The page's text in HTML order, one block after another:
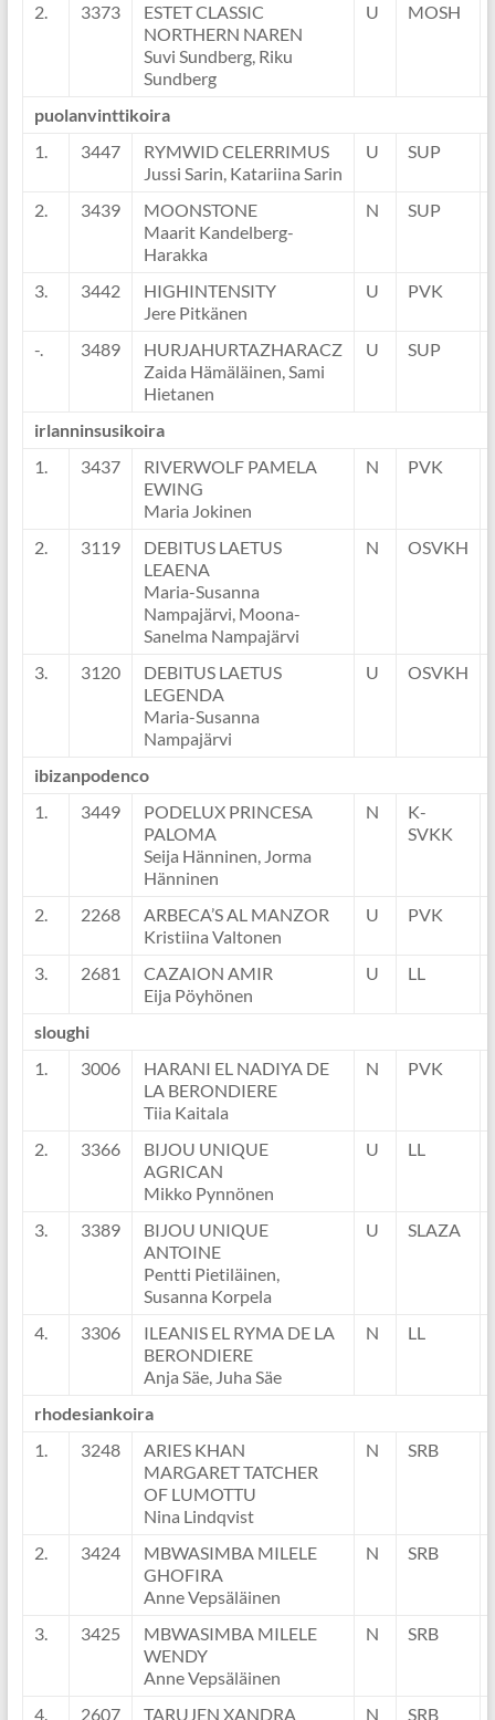
2. 3373
ESTET CLASSIC
NORTHERN NAREN
Suvi Sundberg, Riku
Sundberg
U MOSH
puolanvinttikoira
1.
3447
RYMWID CELERRIMUS
Jussi Sarin, Katariina Sarin
U SUP
2. 3439
MOONSTONE
Maarit Kandelberg-
Harakka
N SUP
3. 3442
HIGHINTENSITY
Jere Pitkänen
U PVK
-. 3489
HURJAHURTAZHARACZ
Zaida Hämäläinen, Sami
Hietanen
U SUP
irlanninsusikoira
1.
3437
RIVERWOLF PAMELA
EWING
Maria Jokinen
N PVK
2. 3119
DEBITUS LAETUS
LEAENA
Maria-Susanna
Nampajärvi, Moona-
Sanelma Nampajärvi
N OSVKH
3. 3120
DEBITUS LAETUS
LEGENDA
Maria-Susanna
Nampajärvi
U OSVKH
ibizanpodenco
1.
3449
PODELUX PRINCESA
PALOMA
Seija Hänninen, Jorma
Hänninen
N
K-
SVKK
2. 2268
ARBECA’S AL MANZOR
Kristiina Valtonen
U PVK
3. 2681
CAZAION AMIR
Eija Pöyhönen
U LL
sloughi
1.
3006
HARANI EL NADIYA DE
LA BERONDIERE
Tiia Kaitala
N PVK
2. 3366
BIJOU UNIQUE
AGRICAN
Mikko Pynnönen
U LL
3. 3389
BIJOU UNIQUE
ANTOINE
Pentti Pietiläinen,
Susanna Korpela
U SLAZA
4. 3306
ILEANIS EL RYMA DE LA
BERONDIERE
Anja Säe, Juha Säe
N LL
rhodesiankoira
1.
3248
ARIES KHAN
MARGARET TATCHER
OF LUMOTTU
Nina Lindqvist
N SRB
2. 3424
MBWASIMBA MILELE
GHOFIRA
Anne Vepsäläinen
N SRB
3. 3425
MBWASIMBA MILELE
WENDY
Anne Vepsäläinen
N SRB
4. 2607 TARUJEN XANDRA N SRB